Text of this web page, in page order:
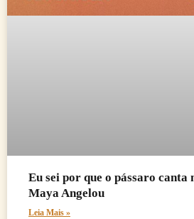
Eu sei por que o pássaro canta
Maya Angelou
Leia Mais »